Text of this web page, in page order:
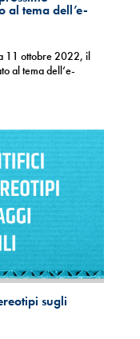
al tema dell’e-
11 ottobre 2022, il
al tema dell’e-
sugli